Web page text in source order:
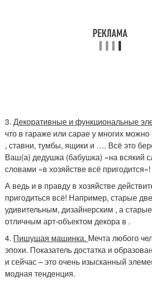
3. Декоративные и функциональные
что в гараже или сарае у многих
, ставни, тумбы, ящики и …. Всё это
Ваш(а) дедушка (бабушка) «на всякий
словами «в хозяйстве всё пригодится»!
А ведь и в правду в хозяйстве
пригодиться всё! Например, старые
удивительным, дизайнерским , а
отличным арт-объектом декора в .
4. Пишущая машинка. Мечта любого
эпохи. Показатель достатка и
и сейчас – это очень изысканный
модная тенденция.